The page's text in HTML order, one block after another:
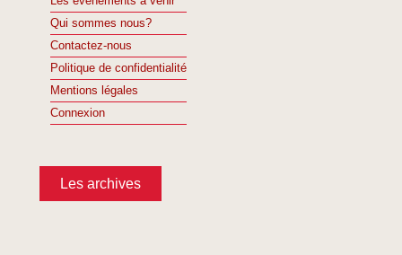
Qui sommes nous?
Contactez-nous
Politique de confidentialité
Mentions légales
Connexion
Les archives